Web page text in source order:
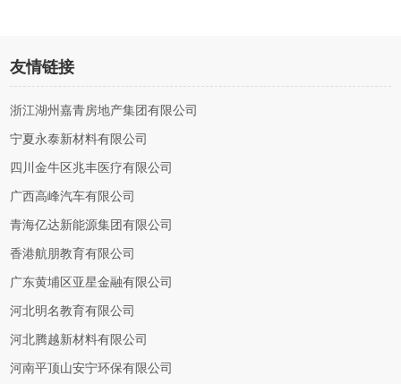
友情链接
浙江湖州嘉青房地产集团有限公司
宁夏永泰新材料有限公司
四川金牛区兆丰医疗有限公司
广西高峰汽车有限公司
青海亿达新能源集团有限公司
香港航朋教育有限公司
广东黄埔区亚星金融有限公司
河北明名教育有限公司
河北腾越新材料有限公司
河南平顶山安宁环保有限公司